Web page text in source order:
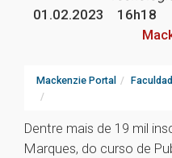
01.02.2023
16h18
Mackenzie Portal
Dentre mais de 19 mil
Marques, do curso de